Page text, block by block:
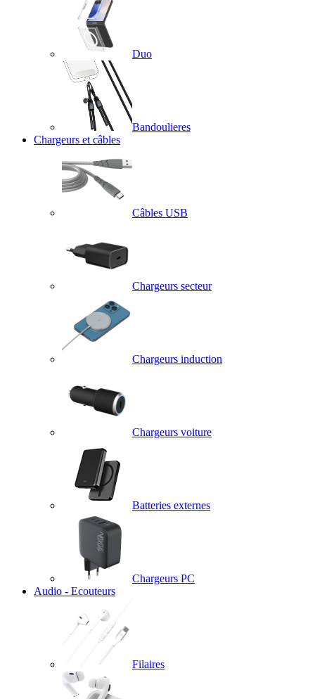
Duo
Bandoulieres
Chargeurs et câbles
Câbles USB
Chargeurs secteur
Chargeurs induction
Chargeurs voiture
Batteries externes
Chargeurs PC
Audio - Ecouteurs
Filaires